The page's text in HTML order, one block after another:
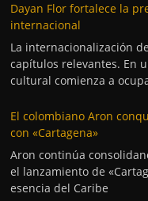
Dayan Flor fortalece la
internacional
La internacionalización
capítulos relevantes. En
cultural comienza a
El colombiano Aron
con «Cartagena»
Aron continúa
el lanzamiento de
esencia del Caribe